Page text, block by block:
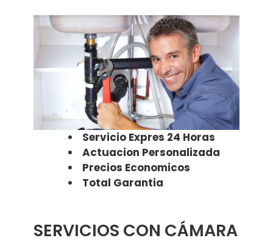
Servicio Expres 24 Horas
Actuacion Personalizada
Precios Economicos
Total Garantia
SERVICIOS CON CÁMARA